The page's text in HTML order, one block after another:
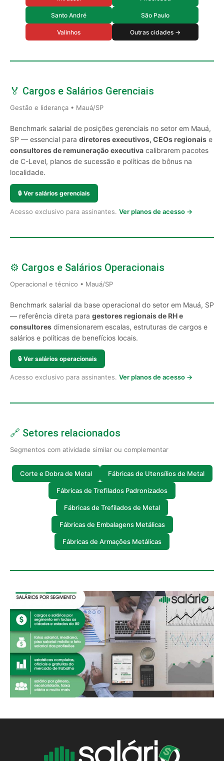
Santo André São Paulo
Valinhos Outras cidades →
🏅 Cargos e Salários Gerenciais
Gestão e liderança • Mauá/SP
Benchmark salarial de posições gerenciais no setor em Mauá,
SP — essencial para diretores executivos, CEOs regionais e
consultores de remuneração executiva calibrarem pacotes
de C-Level, planos de sucessão e políticas de bônus na
localidade.
🔒 Ver salários gerenciais
Acesso exclusivo para assinantes. Ver planos de acesso →
⚙️ Cargos e Salários Operacionais
Operacional e técnico • Mauá/SP
Benchmark salarial da base operacional do setor em Mauá, SP
— referência direta para gestores regionais de RH e
consultores dimensionarem escalas, estruturas de cargos e
salários e políticas de benefícios locais.
🔒 Ver salários operacionais
Acesso exclusivo para assinantes. Ver planos de acesso →
🔗 Setores relacionados
Segmentos com atividade similar ou complementar
Corte e Dobra de Metal Fábricas de Utensílios de Metal
Fábricas de Trefilados Padronizados
Fábricas de Trefilados de Metal
Fábricas de Embalagens Metálicas
Fábricas de Armações Metálicas